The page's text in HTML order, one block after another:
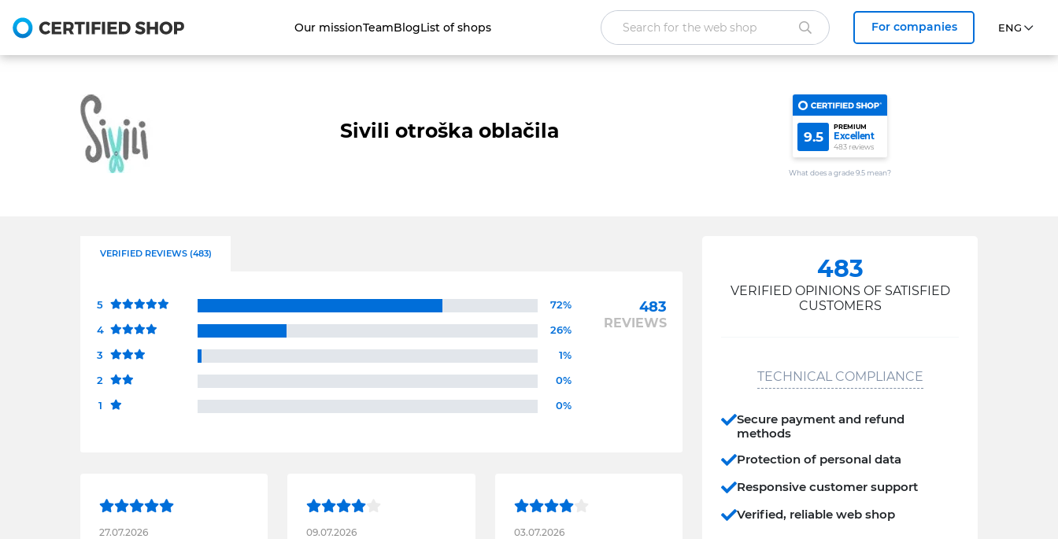
Our missionTeamBlogList of shops For companies
Sivili otroška oblačila 9.5
PREMIUM
Excellent
483 reviews
What does a grade 9.5 mean?
VERIFIED REVIEWS (483)
5
72%
4
26%
3
1%
2
0%
1
0%
483
REVIEWS
27.07.2026
09.07.2026
03.07.2026
483
VERIFIED OPINIONS OF SATISFIED
CUSTOMERS
TECHNICAL COMPLIANCE
Secure payment and refund
methods
Protection of personal data
Responsive customer support
Verified, reliable web shop